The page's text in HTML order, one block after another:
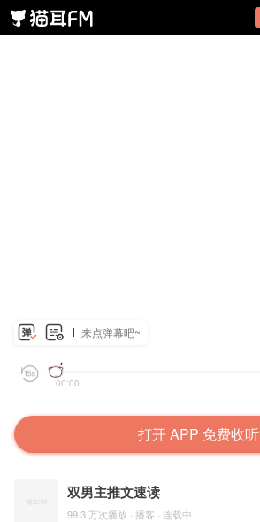
来点弹幕吧~
00:00
打开 APP 免费收听
双男主推文速读
99.3 万次播放 · 播客 · 连载中